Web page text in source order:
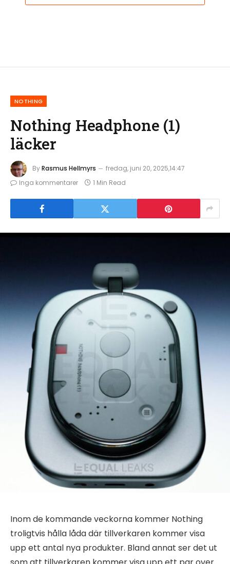
NOTHING
Nothing Headphone (1)
läcker
ByRasmus Hellmyrs
fredag, juni 20, 2025,14:47
Inga kommentarer
1 Min Read
Inom de kommande veckorna kommer Nothing
troligtvis hålla låda där tillverkaren kommer visa
upp ett antal nya produkter. Bland annat ser det ut